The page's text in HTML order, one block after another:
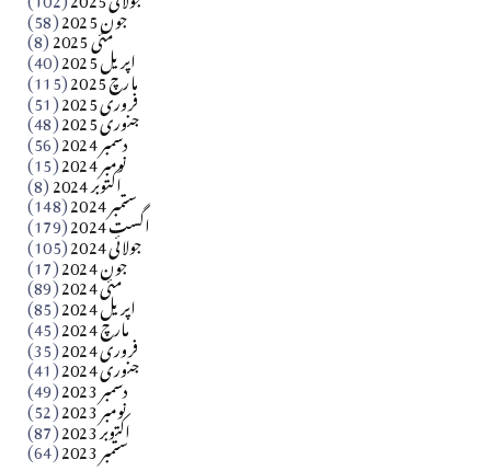
آزاد کشمیر جیسے احتجاج کی ضرورت ہے؟ از،،، ظہیرالدین
جون 2025 (58) مئی 2025 (8) اپریل 2025 (40) مارچ 2025 (115) فروری 2025 (51) جنوری 2025 (48) دسمبر 2024 (56) نومبر 2024 (15) اکتوبر 2024 (8) ستمبر 2024 (148) اگست 2024 (179) جولائی 2024 (105) جون 2024 (17) مئی 2024 (89) اپریل 2024 (85) مارچ 2024 (45) فروری 2024 (35) جنوری 2024 (41) دسمبر 2023 (49) نومبر 2023 (52) اکتوبر 2023 (87) ستمبر 2023 (64)